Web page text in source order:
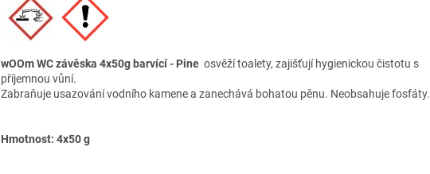
wOOm WC závěska 4x50g barvící - Pine osvěží toalety, zajišťují hygienickou čistotu s
příjemnou vůní.
Zabraňuje usazování vodního kamene a zanechává bohatou pěnu. Neobsahuje fosfáty.
Hmotnost: 4x50 g